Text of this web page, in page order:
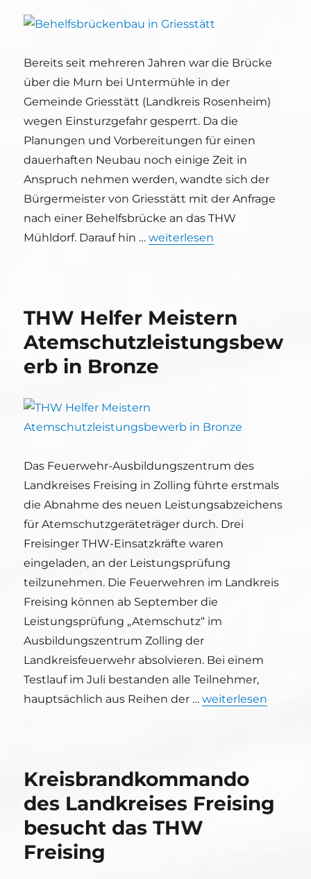
Bereits seit mehreren Jahren war die Brücke
über die Murn bei Untermühle in der
Gemeinde Griesstätt (Landkreis Rosenheim)
wegen Einsturzgefahr gesperrt. Da die
Planungen und Vorbereitungen für einen
dauerhaften Neubau noch einige Zeit in
Anspruch nehmen werden, wandte sich der
Bürgermeister von Griesstätt mit der Anfrage
nach einer Behelfsbrücke an das THW
Mühldorf. Darauf hin …„Behelfsbrückenbau in
weiterlesen
THW Helfer Meistern
Atemschutzleistungsbew
erb in Bronze
Das Feuerwehr-Ausbildungszentrum des
Landkreises Freising in Zolling führte erstmals
die Abnahme des neuen Leistungsabzeichens
für Atemschutzgeräteträger durch. Drei
Freisinger THW-Einsatzkräfte waren
eingeladen, an der Leistungsprüfung
teilzunehmen. Die Feuerwehren im Landkreis
Freising können ab September die
Leistungsprüfung „Atemschutz“ im
Ausbildungszentrum Zolling der
Landkreisfeuerwehr absolvieren. Bei einem
Testlauf im Juli bestanden alle Teilnehmer,
hauptsächlich aus Reihen der …„THW Helfer
weiterlesen
Kreisbrandkommando
des Landkreises Freising
besucht das THW
Freising